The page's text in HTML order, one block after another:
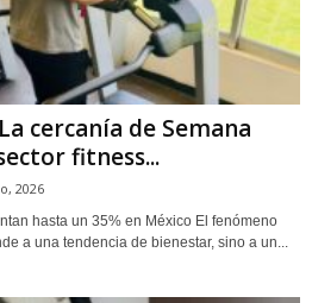
cercanía de Semana
fitness...
2026
hasta un 35% en México El fenómeno
a una tendencia de bienestar, sino a un...